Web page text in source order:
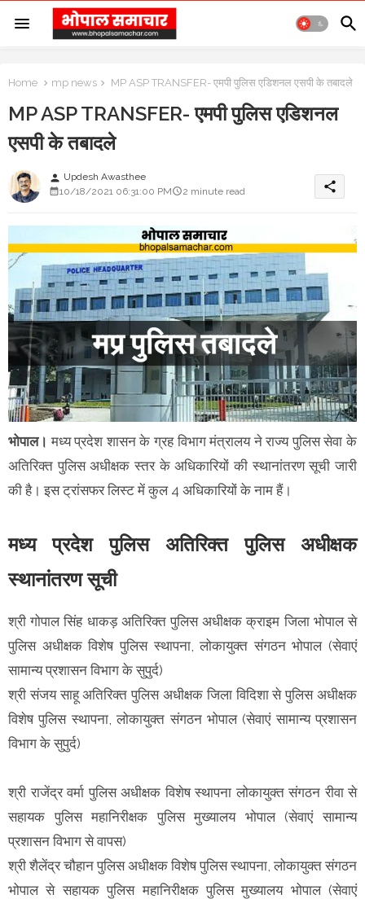
Home mp news MP ASP TRANSFER- एमपी पुलिस एडिशनल एसपी के तबादले
MP ASP TRANSFER- एमपी पुलिस एडिशनल
एसपी के तबादले
person Updesh Awasthee
10/18/2021 06:31:00 PM
2 minute read share
भोपाल।मध्य प्रदेश शासन के ग्रह विभाग मंत्रालय ने राज्य पुलिस सेवा के
अतिरिक्त पुलिस अधीक्षक स्तर के अधिकारियों की स्थानांतरण सूची जारी
की है। इस ट्रांसफर लिस्ट में कुल 4 अधिकारियों के नाम हैं।
मध्य प्रदेश पुलिस अतिरिक्त पुलिस अधीक्षक
स्थानांतरण सूची
श्री गोपाल सिंह धाकड़ अतिरिक्त पुलिस अधीक्षक क्राइम जिला भोपाल से
पुलिस अधीक्षक विशेष पुलिस स्थापना, लोकायुक्त संगठन भोपाल (सेवाएं
सामान्य प्रशासन विभाग के सुपुर्द)
श्री संजय साहू अतिरिक्त पुलिस अधीक्षक जिला विदिशा से पुलिस अधीक्षक
विशेष पुलिस स्थापना, लोकायुक्त संगठन भोपाल (सेवाएं सामान्य प्रशासन
विभाग के सुपुर्द)
श्री राजेंद्र वर्मा पुलिस अधीक्षक विशेष स्थापना लोकायुक्त संगठन रीवा से
सहायक पुलिस महानिरीक्षक पुलिस मुख्यालय भोपाल (सेवाएं सामान्य
प्रशासन विभाग से वापस)
श्री शैलेंद्र चौहान पुलिस अधीक्षक विशेष पुलिस स्थापना, लोकायुक्त संगठन
भोपाल से सहायक पुलिस महानिरीक्षक पुलिस मुख्यालय भोपाल (सेवाएं